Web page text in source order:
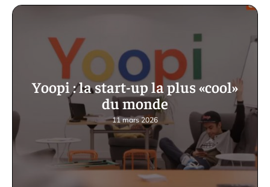
Yoopi : la start-up la plus «cool»
du monde
11 mars 2026